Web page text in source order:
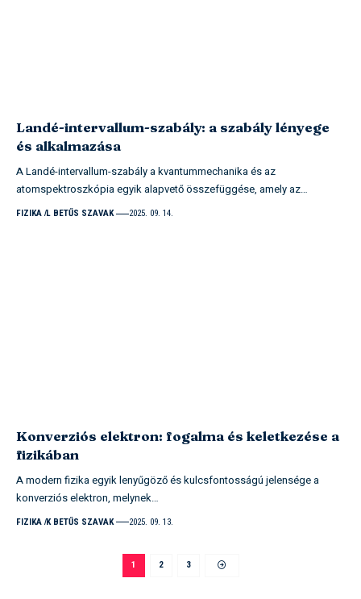
Landé-intervallum-szabály: a szabály lényege
és alkalmazása
A Landé-intervallum-szabály a kvantummechanika és az
atomspektroszkópia egyik alapvető összefüggése, amely az…
FIZIKA L BETŰS SZAVAK 2025. 09. 14.
Konverziós elektron: fogalma és keletkezése a
fizikában
A modern fizika egyik lenyűgöző és kulcsfontosságú jelensége a
konverziós elektron, melynek…
FIZIKA K BETŰS SZAVAK 2025. 09. 13.
1 2 3